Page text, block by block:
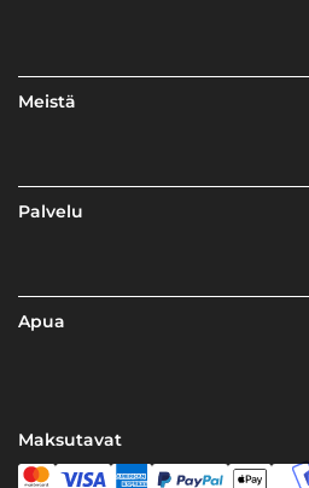
Meistä
Palvelu
Apua
Maksutavat